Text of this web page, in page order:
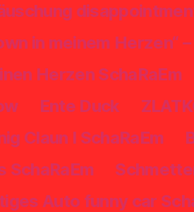
in meinem
Herzen SchaRaEm
Ente Duck
Claun I SchaRaEm
Auto funny car